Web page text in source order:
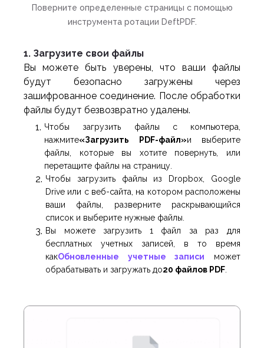
Поверните определенные страницы с помощью
инструмента ротации DeftPDF.
1. Загрузите свои файлы
Вы можете быть уверены, что ваши файлы
будут безопасно загружены через
зашифрованное соединение. После обработки
файлы будут безвозвратно удалены.
Чтобы загрузить файлы с компьютера,
нажмите«Загрузить PDF-файл»и выберите
файлы, которые вы хотите повернуть, или
перетащите файлы на страницу.
Чтобы загрузить файлы из Dropbox, Google
Drive или с веб-сайта, на котором расположены
ваши файлы, разверните раскрывающийся
список и выберите нужные файлы.
Вы можете загрузить 1 файл за раз для
бесплатных учетных записей, в то время
какОбновленные учетные записи может
обрабатывать и загружать до20 файлов PDF